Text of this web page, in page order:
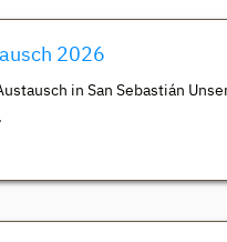
2026
in San Sebastián